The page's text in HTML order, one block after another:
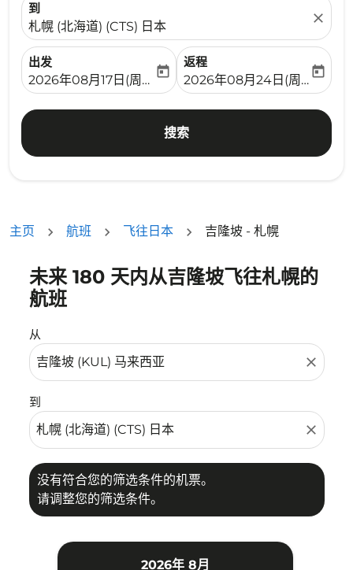
到
札幌 (北海道) (CTS) 日本
close
出发
fc-booking-departure-date-aria-label
2026年08月17日(周一)
today
返程
fc-booking-return-date-
2026年08月24日(周一)
today
搜索
主页 航班 飞往日本 吉隆坡 - 札幌
未来 180 天内从吉隆坡飞往札幌的
航班
从
close
到
close
没有符合您的筛选条件的机票。
请调整您的筛选条件。
没有符合您的筛选条件的机票。请调整您的筛选条件。
2026年 8月